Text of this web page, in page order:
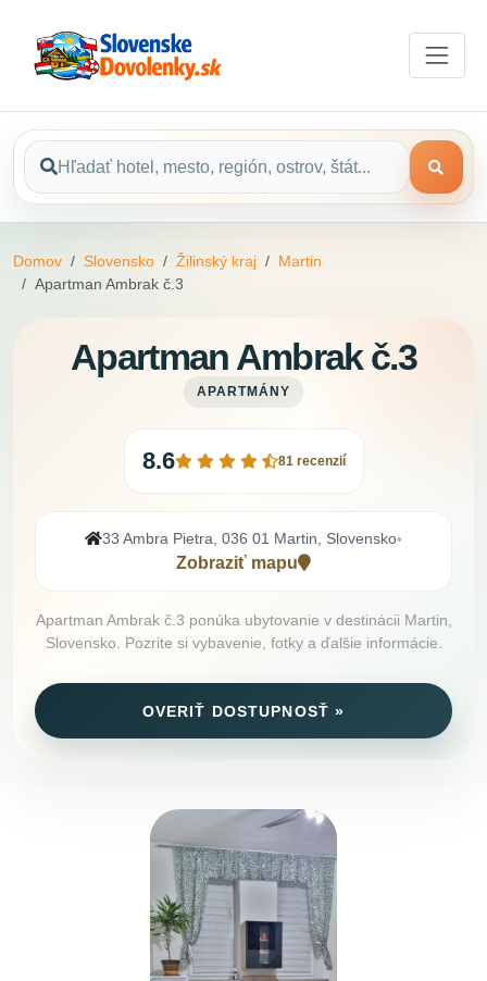
Domov Slovensko Žilinský kraj
Martin
Apartman Ambrak č.3
Apartman Ambrak č.3
APARTMÁNY
8.6 81 recenzií
33 Ambra Pietra, 036 01 Martin, Slovensko•
Zobraziť mapu
Apartman Ambrak č.3 ponúka ubytovanie v destinácii Martin,
Slovensko. Pozrite si vybavenie, fotky a ďalšie informácie.
OVERIŤ DOSTUPNOSŤ »